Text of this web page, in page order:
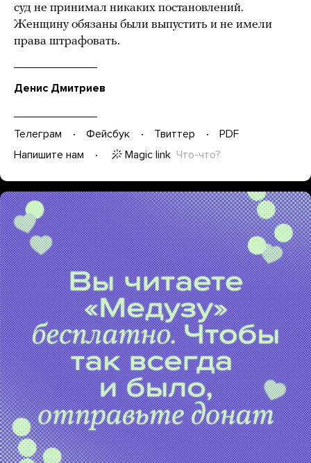
суд не принимал никаких постановлений.
Женщину обязаны были выпустить и не имели
права штрафовать.
Денис Дмитриев
Телеграм Фейсбук Твиттер
PDF
Напишите нам
Magic link Что-что?